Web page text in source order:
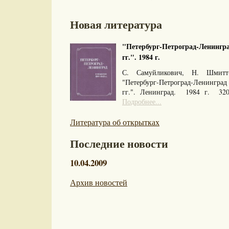
Новая литература
"Петербург-Петроград-
гг.". 1984 г.
С. Самуйликович, Н.
"Петербург-Петроград-
гг.". Ленинград. 1984 г.
Подробнее...
Литература об открытках
Последние новости
10.04.2009
Архив новостей